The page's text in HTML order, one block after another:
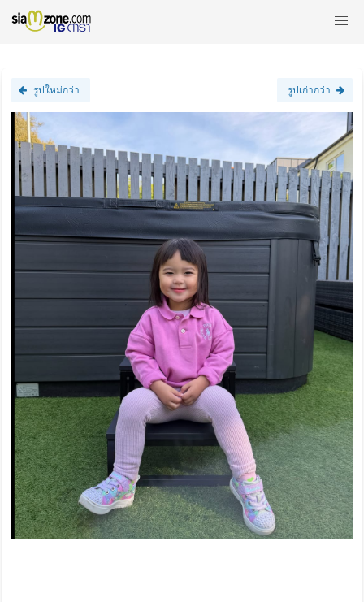
รูปใหม่กว่า รูปเก่ากว่า